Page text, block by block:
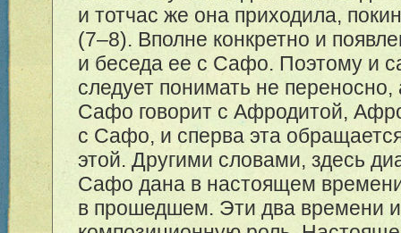
и тотчас же она приходила,
(7–8). Вполне конкретно и
и беседа ее с Сафо. Поэтому и
следует понимать не переносно,
Сафо говорит с Афродитой,
с Сафо, и сперва эта
этой. Другими словами, здесь
Сафо дана в настоящем
в прошедшем. Эти два времени